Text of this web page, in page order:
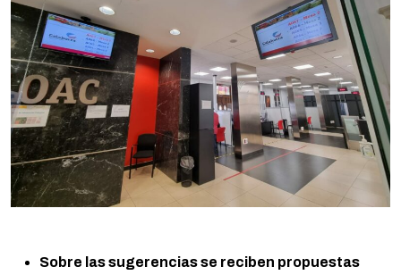
Sobre las sugerencias se reciben propuestas